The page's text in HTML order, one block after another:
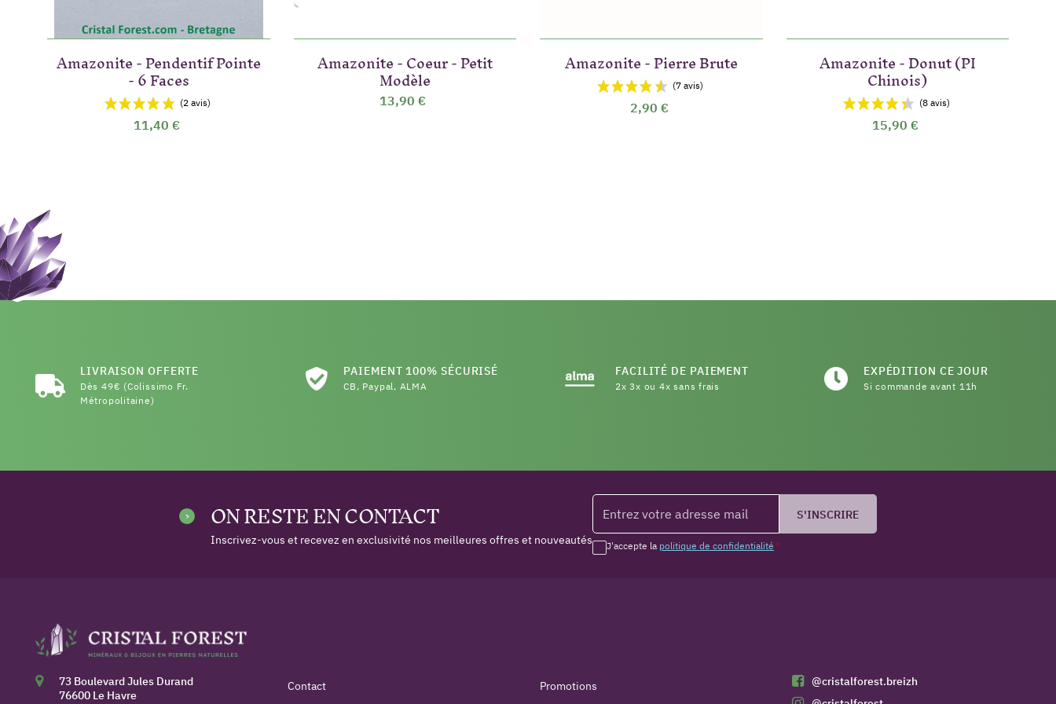
Amazonite - Pendentif Pointe
- 6 Faces
11,40 €
Amazonite - Coeur - Petit
Modèle
13,90 €
Amazonite - Pierre Brute
2,90 €
Amazonite - Donut (PI
Chinois)
15,90 €
LIVRAISON OFFERTE
Dès 49€ (Colissimo Fr.
Métropolitaine)
PAIEMENT 100% SÉCURISÉ
CB, Paypal, ALMA
FACILITÉ DE PAIEMENT
2x 3x ou 4x sans frais
EXPÉDITION CE JOUR
Si commande avant 11h
ON RESTE EN CONTACT
Inscrivez-vous et recevez en exclusivité nos meilleures offres et nouveautés J'accepte la politique de confidentialité *
S'INSCRIRE
73 Boulevard Jules Durand
76600 Le Havre
Contact Promotions
@cristalforest.breizh